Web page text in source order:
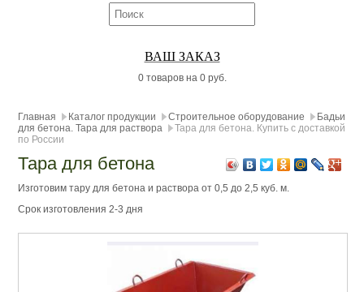
ВАШ ЗАКАЗ
0 товаров на 0 руб.
Главная Каталог продукции Строительное оборудование
Бадьи
для бетона. Тара для раствора
Тара для бетона. Купить с доставкой
по России
Тара для бетона
Изготовим тару для бетона и раствора от 0,5 до 2,5 куб. м.
Срок изготовления 2-3 дня